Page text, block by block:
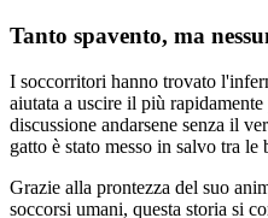
Tanto spavento, ma
I soccorritori hanno trovato
aiutata a uscire il più
discussione andarsene senza il
gatto è stato messo in salvo tra
Grazie alla prontezza del suo
soccorsi umani, questa storia si